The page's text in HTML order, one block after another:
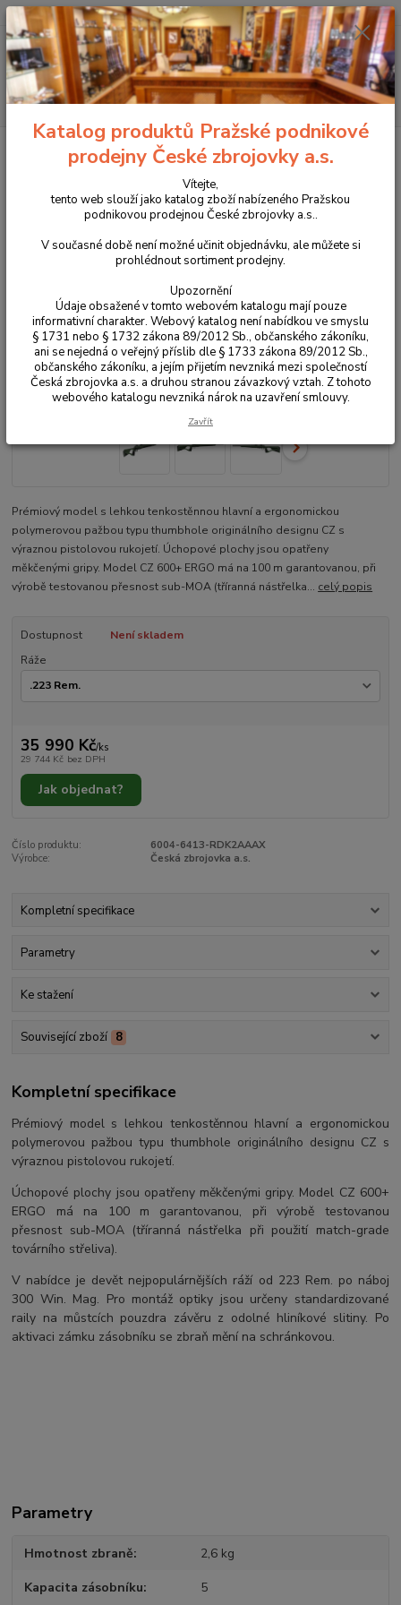
Menu
Hledat
+420 225 375 800
Dlouhé zbraně Kulovnice série CZ 600+
600 + ERGO
CZ 600 + ERGO
Prémiový model s lehkou tenkostěnnou hlavní a ergonomickou
polymerovou pažbou typu thumbhole originálního designu CZ s
výraznou pistolovou rukojetí. Úchopové plochy jsou opatřeny
měkčenými gripy. Model CZ 600+ ERGO má na 100 m garantovanou, při
výrobě testovanou přesnost sub-MOA (tříranná nástřelka... celý popis
Dostupnost
Není skladem
Ráže
35 990 Kč/ks
29 744 Kč bez DPH
Jak objednat?
Číslo produktu:
6004-6413-RDK2AAAX
Výrobce:
Česká zbrojovka a.s.
Kompletní specifikace
Parametry
Ke stažení
Související zboží 8
Kompletní specifikace
Prémiový model s lehkou tenkostěnnou hlavní a ergonomickou
polymerovou pažbou typu thumbhole originálního designu CZ s
výraznou pistolovou rukojetí.
Úchopové plochy jsou opatřeny měkčenými gripy. Model CZ 600+
ERGO má na 100 m garantovanou, při výrobě testovanou
přesnost sub-MOA (tříranná nástřelka při použití match-grade
továrního střeliva).
V nabídce je devět nejpopulárnějších ráží od 223 Rem. po náboj
300 Win. Mag. Pro montáž optiky jsou určeny standardizované
raily na můstcích pouzdra závěru z odolné hliníkové slitiny. Po
aktivaci zámku zásobníku se zbraň mění na schránkovou.
Parametry
Hmotnost zbraně 2,6 kg
Kapacita zásobníku 5
Katalog produktů Pražské podnikové
prodejny České zbrojovky a.s.
Vítejte,
tento web slouží jako katalog zboží nabízeného Pražskou
podnikovou prodejnou České zbrojovky a.s..
V současné době není možné učinit objednávku, ale můžete si
prohlédnout sortiment prodejny.
Upozornění
Údaje obsažené v tomto webovém katalogu mají pouze
informativní charakter. Webový katalog není nabídkou ve smyslu
§ 1731 nebo § 1732 zákona 89/2012 Sb., občanského zákoníku,
ani se nejedná o veřejný příslib dle § 1733 zákona 89/2012 Sb.,
občanského zákoníku, a jejím přijetím nevzniká mezi společností
Česká zbrojovka a.s. a druhou stranou závazkový vztah. Z tohoto
webového katalogu nevzniká nárok na uzavření smlouvy.
Zavřít